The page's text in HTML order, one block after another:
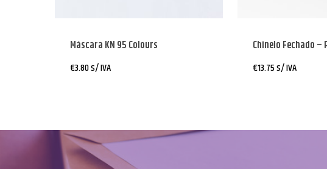
Máscara KN 95 Colours
€3.80s/ IVA
Chinelo Fechado –
€13.75s/ IVA